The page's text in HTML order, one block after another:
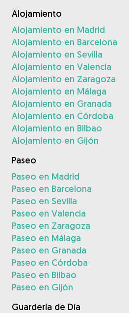
Alojamiento
Alojamiento en Madrid
Alojamiento en Barcelona
Alojamiento en Sevilla
Alojamiento en Valencia
Alojamiento en Zaragoza
Alojamiento en Málaga
Alojamiento en Granada
Alojamiento en Córdoba
Alojamiento en Bilbao
Alojamiento en Gijón
Paseo
Paseo en Madrid
Paseo en Barcelona
Paseo en Sevilla
Paseo en Valencia
Paseo en Zaragoza
Paseo en Málaga
Paseo en Granada
Paseo en Córdoba
Paseo en Bilbao
Paseo en Gijón
Guardería de Día